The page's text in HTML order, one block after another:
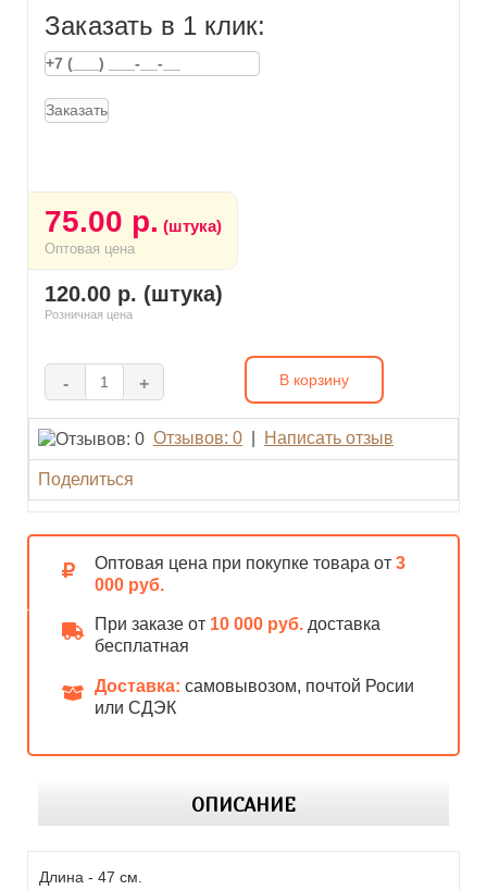
Заказать в 1 клик:
Заказать
75.00 р. (штука)
Оптовая цена
120.00 р. (штука)
Розничная цена
- + В корзину
Отзывов: 0 Написать отзыв
Поделиться
Оптовая цена при покупке товара от 3
000 руб.
При заказе от 10 000 руб. доставка
бесплатная
Доставка: самовывозом, почтой Росии
или СДЭК
ОПИСАНИЕ
Длина - 47 см.